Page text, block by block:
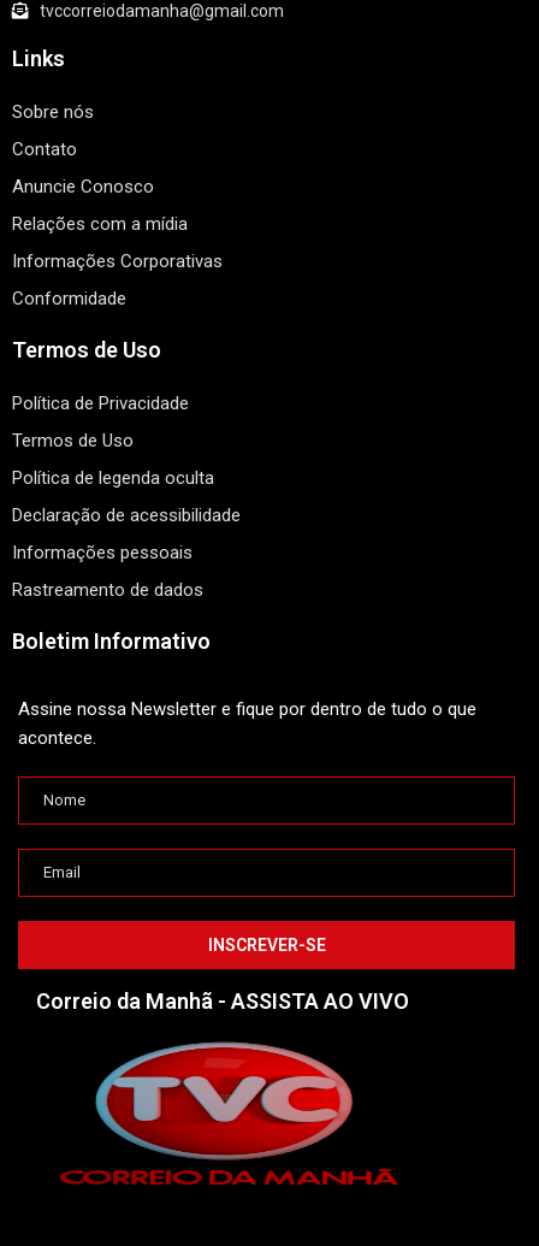
tvccorreiodamanha@gmail.com
Links
Sobre nós
Contato
Anuncie Conosco
Relações com a mídia
Informações Corporativas
Conformidade
Termos de Uso
Política de Privacidade
Termos de Uso
Política de legenda oculta
Declaração de acessibilidade
Informações pessoais
Rastreamento de dados
Boletim Informativo
Assine nossa Newsletter e fique por dentro de tudo o que
acontece.
Correio da Manhã - ASSISTA AO VIVO